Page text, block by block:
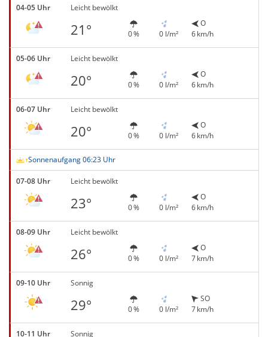
04-05 Uhr Leicht bewölkt
21° 0 % 0 l/m²
O
6 km/h
05-06 Uhr Leicht bewölkt
20° 0 % 0 l/m²
O
6 km/h
06-07 Uhr Leicht bewölkt
20° 0 % 0 l/m²
O
6 km/h
Sonnenaufgang 06:23 Uhr
07-08 Uhr Leicht bewölkt
23° 0 % 0 l/m²
O
6 km/h
08-09 Uhr Leicht bewölkt
26° 0 % 0 l/m²
O
7 km/h
09-10 Uhr Sonnig
29° 0 % 0 l/m²
SO
7 km/h
10-11 Uhr Sonnig